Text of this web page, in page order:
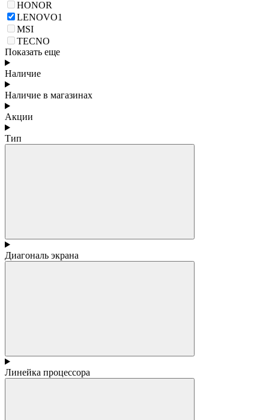
HONOR
LENOVO1
MSI
TECNO
Показать еще
Наличие
Наличие в магазинах
Акции
Тип
Диагональ экрана
Линейка процессора